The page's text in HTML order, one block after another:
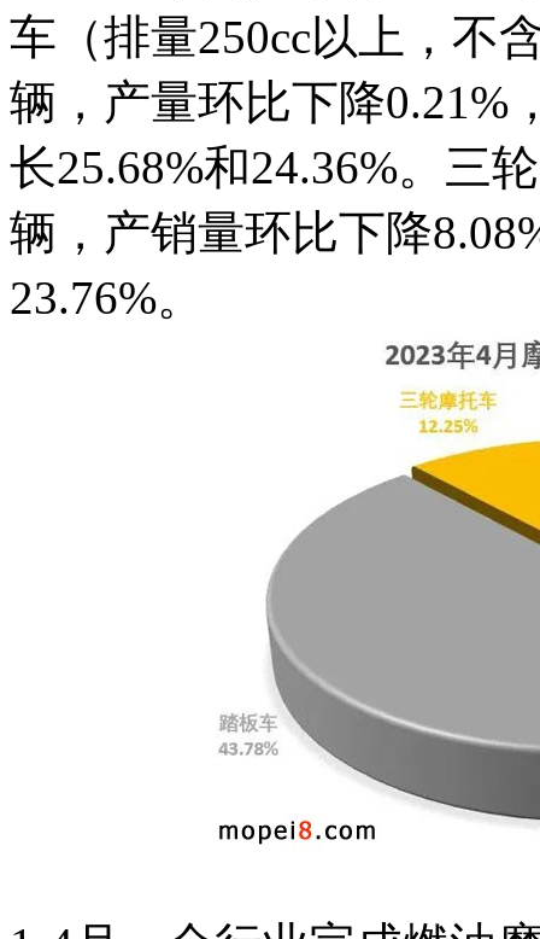
车（排量250cc以上，不
辆，产量环比下降0.21%
长25.68%和24.36%。三
辆，产销量环比下降
23.76%。